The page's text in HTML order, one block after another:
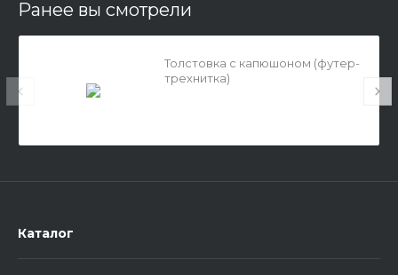
Ранее вы смотрели
Толстовка с капюшоном (футер-
трехнитка)
Каталог